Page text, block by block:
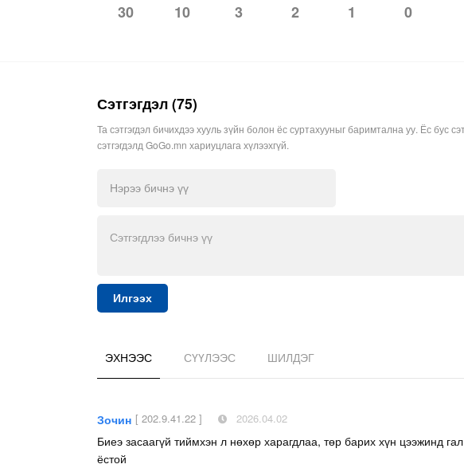
30 10 3 2 1 0
Сэтгэгдэл (75)
Та сэтгэгдэл бичихдээ хууль зүйн болон ёс суртахууныг баримтална уу. Ёс бус
сэтгэгдэлд GoGo.mn хариуцлага хүлээхгүй.
Илгээх
ЭХНЭЭС СҮҮЛЭЭС ШИЛДЭГ
Зочин [ 202.9.41.22 ] 2026.04.02
Биеэ засаагүй тиймхэн л нөхөр харагдлаа, төр барих хүн цээжинд
ёстой